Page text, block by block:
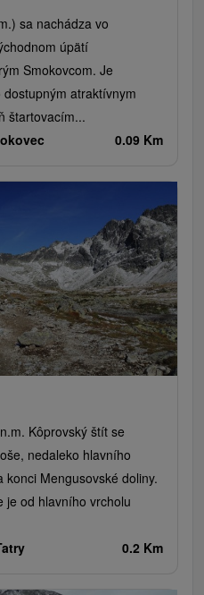
sa nachádza vo
úpätí
Smokovcom. Je
atraktívnym
štartovacím...
0.09 Km
Kôprovský štít se
nedaleko hlavního
konci Mengusovské doliny.
je od hlavního vrcholu
0.2 Km